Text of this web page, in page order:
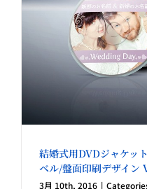
結婚式用DVDジャケッ
ベル/盤面印刷デザイン
3月 10th, 2016 |